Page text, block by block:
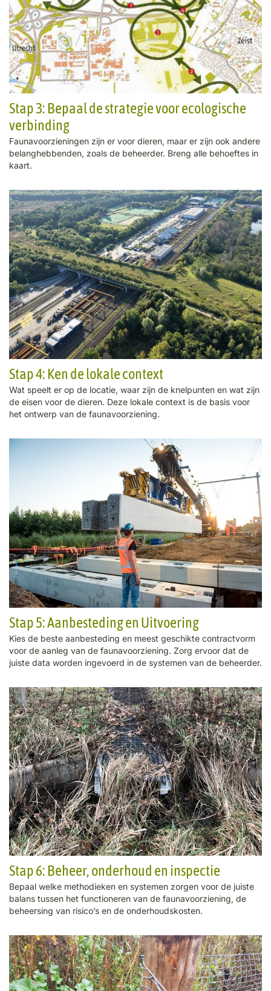
Stap 3: Bepaal de strategie voor ecologische
verbinding
Faunavoorzieningen zijn er voor dieren, maar er zijn ook andere
belanghebbenden, zoals de beheerder. Breng alle behoeftes in
kaart.
Stap 4: Ken de lokale context
Wat speelt er op de locatie, waar zijn de knelpunten en wat zijn
de eisen voor de dieren. Deze lokale context is de basis voor
het ontwerp van de faunavoorziening.
Stap 5: Aanbesteding en Uitvoering
Kies de beste aanbesteding en meest geschikte contractvorm
voor de aanleg van de faunavoorziening. Zorg ervoor dat de
juiste data worden ingevoerd in de systemen van de beheerder.
Stap 6: Beheer, onderhoud en inspectie
Bepaal welke methodieken en systemen zorgen voor de juiste
balans tussen het functioneren van de faunavoorziening, de
beheersing van risico’s en de onderhoudskosten.